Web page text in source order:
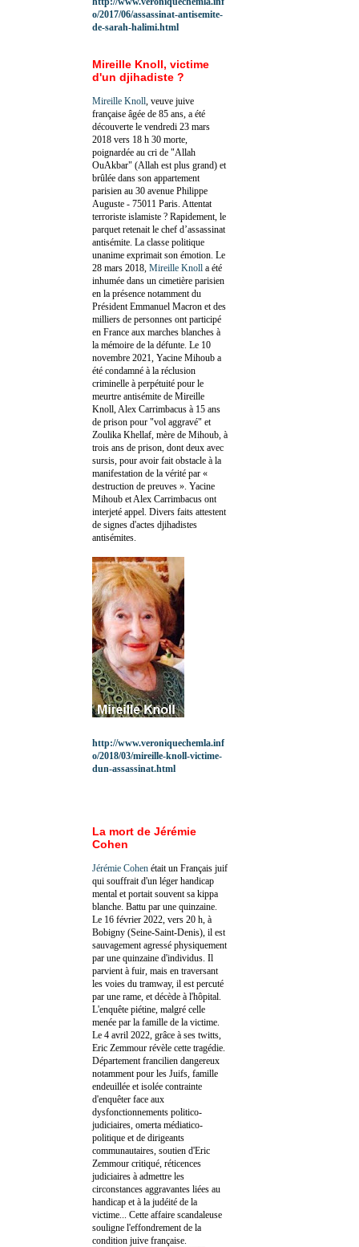
o/2017/06/assassinat-antisemite-
de-sarah-halimi.html
Mireille Knoll, victime
d'un djihadiste ?
Mireille Knoll , veuve juive
française âgée de 85 ans, a été
découverte le vendredi 23 mars
2018 vers 18 h 30 morte,
poignardée au cri de "Allah
OuAkbar" (Allah est plus grand) et
brûlée dans son appartement
parisien au 30 avenue Philippe
Auguste - 75011 Paris. Attentat
terroriste islamiste ? Rapidement, le
parquet retenait le chef d’assassinat
antisémite. La classe politique
unanime exprimait son émotion. Le
28 mars 2018, Mireille Knoll a été
inhumée dans un cimetière parisien
en la présence notamment du
Président Emmanuel Macron et des
milliers de personnes ont participé
en France aux marches blanches à
la mémoire de la défunte. Le 10
novembre 2021, Yacine Mihoub a
été condamné à la réclusion
criminelle à perpétuité pour le
meurtre antisémite de Mireille
Knoll, Alex Carrimbacus à 15 ans
de prison pour "vol aggravé" et
Zoulika Khellaf, mère de Mihoub, à
trois ans de prison, dont deux avec
sursis, pour avoir fait obstacle à la
manifestation de la vérité par «
destruction de preuves ». Yacine
Mihoub et Alex Carrimbacus ont
interjeté appel. Divers faits attestent
de signes d'actes djihadistes
antisémites.
http://www.veroniquechemla.inf
o/2018/03/mireille-knoll-victime-
dun-assassinat.html
La mort de Jérémie
Cohen
Jérémie Cohen était un Français juif
qui souffrait d'un léger handicap
mental et portait souvent sa kippa
blanche. Battu par une quinzaine.
Le 16 février 2022, vers 20 h, à
Bobigny (Seine-Saint-Denis), il est
sauvagement agressé physiquement
par une quinzaine d'individus. Il
parvient à fuir, mais en traversant
les voies du tramway, il est percuté
par une rame, et décède à l'hôpital.
L'enquête piétine, malgré celle
menée par la famille de la victime.
Le 4 avril 2022, grâce à ses twitts,
Eric Zemmour révèle cette tragédie.
Département francilien dangereux
notamment pour les Juifs, famille
endeuillée et isolée contrainte
d'enquêter face aux
dysfonctionnements politico-
judiciaires, omerta médiatico-
politique et de dirigeants
communautaires, soutien d'Eric
Zemmour critiqué, réticences
judiciaires à admettre les
circonstances aggravantes liées au
handicap et à la judéité de la
victime... Cette affaire scandaleuse
souligne l'effondrement de la
condition juive française.